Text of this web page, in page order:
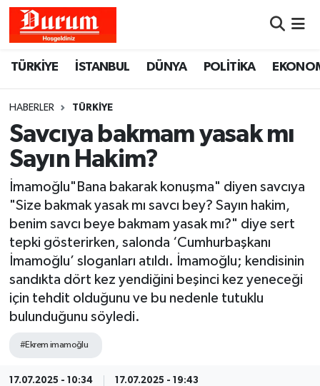
TÜRKİYE İSTANBUL DÜNYA POLİTİKA
HABERLER TÜRKİYE
Savcıya bakmam yasak mı
Sayın Hakim?
İmamoğlu"Bana bakarak konuşma" diyen savcıya
"Size bakmak yasak mı savcı bey? Sayın hakim,
benim savcı beye bakmam yasak mı?" diye sert
tepki gösterirken, salonda ‘Cumhurbaşkanı
İmamoğlu’ sloganları atıldı. İmamoğlu; kendisinin
sandıkta dört kez yendiğini beşinci kez yeneceği
için tehdit olduğunu ve bu nedenle tutuklu
bulunduğunu söyledi.
#Ekrem imamoğlu
17.07.2025 - 10:34 17.07.2025 - 19:43
Hava Durumu
Namaz Vakitleri
Trafik Durumu
Süper Lig Puan Durumu ve Fikstür
Tüm Manşetler
Son Dakika Haberleri
Haber Arşivi